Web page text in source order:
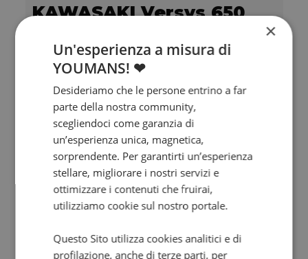
KAWASAKI Versys 650
2024 | 5000 km | 649 cc | 67 Hp | 49 Kw
5.950 €111/mese
×
Un'esperienza a misura di
YOUMANS! ❤
Desideriamo che le persone entrino a far
parte della nostra community,
scegliendoci come garanzia di
un’esperienza unica, magnetica,
sorprendente. Per garantirti un’esperienza
stellare, migliorare i nostri servizi e
ottimizzare i contenuti che fruirai,
utilizziamo cookie sul nostro portale.
Questo Sito utilizza cookies analitici e di
profilazione, anche di terze parti, per